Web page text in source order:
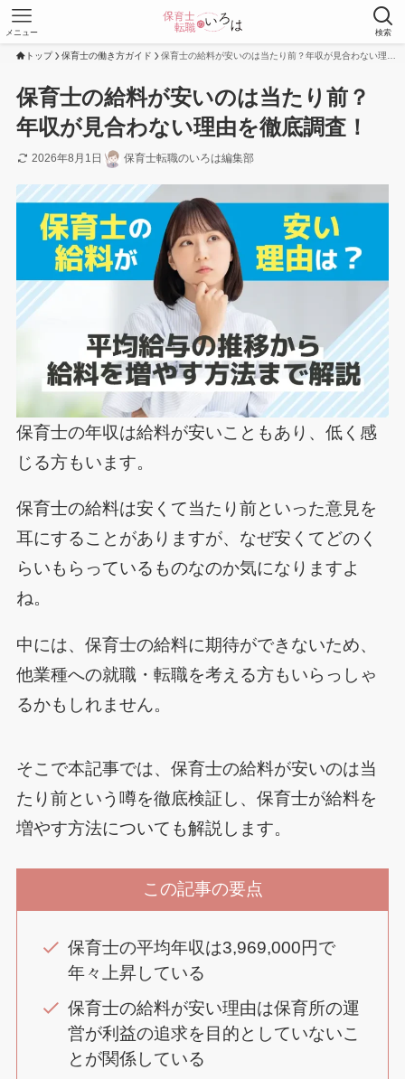
検索
メニュー
トップ 保育士の働き方ガイド
保育士の給料が安いのは当たり前？
年収が見合わない理由を徹底調査！
2026年8月1日 保育士転職のいろは編集部
保育士の年収は給料が安いこともあり、低く感
じる方もいます。
保育士の給料は安くて当たり前といった意見を
耳にすることがありますが、なぜ安くてどのく
らいもらっているものなのか気になりますよ
ね。
中には、保育士の給料に期待ができないため、
他業種への就職・転職を考える方もいらっしゃ
るかもしれません。
そこで本記事では、保育士の給料が安いのは当
たり前という噂を徹底検証し、保育士が給料を
増やす方法についても解説します。
この記事の要点
保育士の平均年収は3,969,000円で
年々上昇している
保育士の給料が安い理由は保育所の運
営が利益の追求を目的としていないこ
とが関係している